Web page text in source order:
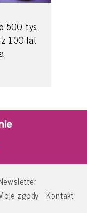
500 tys.
100 lat
zgody Kontakt